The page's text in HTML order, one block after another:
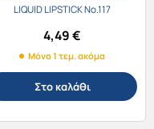
LIQUID LIPSTICK No.117
4,49€
Μόνο 1 τεμ. ακόμα
Στο καλάθι